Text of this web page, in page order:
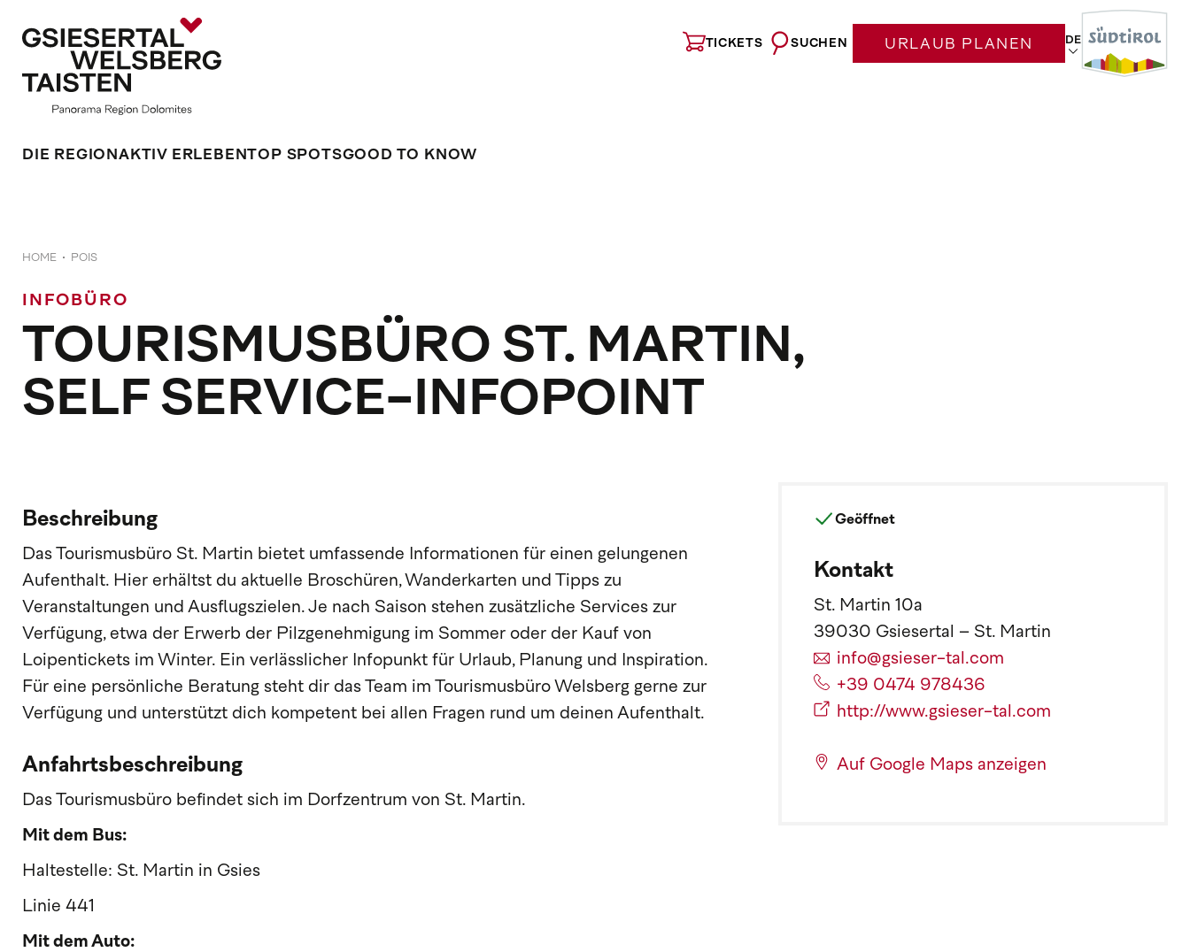
TICKETS SUCHEN URLAUB PLANEN DE
DIE REGION AKTIV ERLEBEN TOP SPOTSGOOD TO KNOW
HOME POIS
INFOBÜRO
TOURISMUSBÜRO ST. MARTIN,
SELF SERVICE-INFOPOINT
Beschreibung
Das Tourismusbüro St. Martin bietet umfassende Informationen für einen gelungenen
Aufenthalt. Hier erhältst du aktuelle Broschüren, Wanderkarten und Tipps zu
Veranstaltungen und Ausflugszielen. Je nach Saison stehen zusätzliche Services zur
Verfügung, etwa der Erwerb der Pilzgenehmigung im Sommer oder der Kauf von
Loipentickets im Winter. Ein verlässlicher Infopunkt für Urlaub, Planung und Inspiration.
Für eine persönliche Beratung steht dir das Team im Tourismusbüro Welsberg gerne zur
Verfügung und unterstützt dich kompetent bei allen Fragen rund um deinen Aufenthalt.
Anfahrtsbeschreibung
Das Tourismusbüro befindet sich im Dorfzentrum von St. Martin.
Mit dem Bus:
Haltestelle: St. Martin in Gsies
Linie 441
Mit dem Auto:
Geöffnet
Kontakt
St. Martin 10a
39030 Gsiesertal – St. Martin
info@gsieser-tal.com
+39 0474 978436
http://www.gsieser-tal.com
Auf Google Maps anzeigen